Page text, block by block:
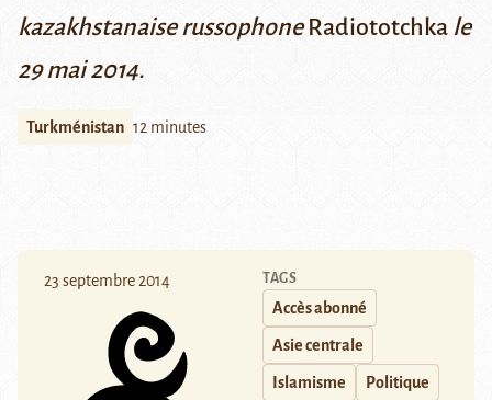
kazakhstanaise russophoneRadiototchka le
29 mai 2014.
Turkménistan 12 minutes
23 septembre 2014 TAGS
Accès abonné
Asie centrale
Islamisme Politique